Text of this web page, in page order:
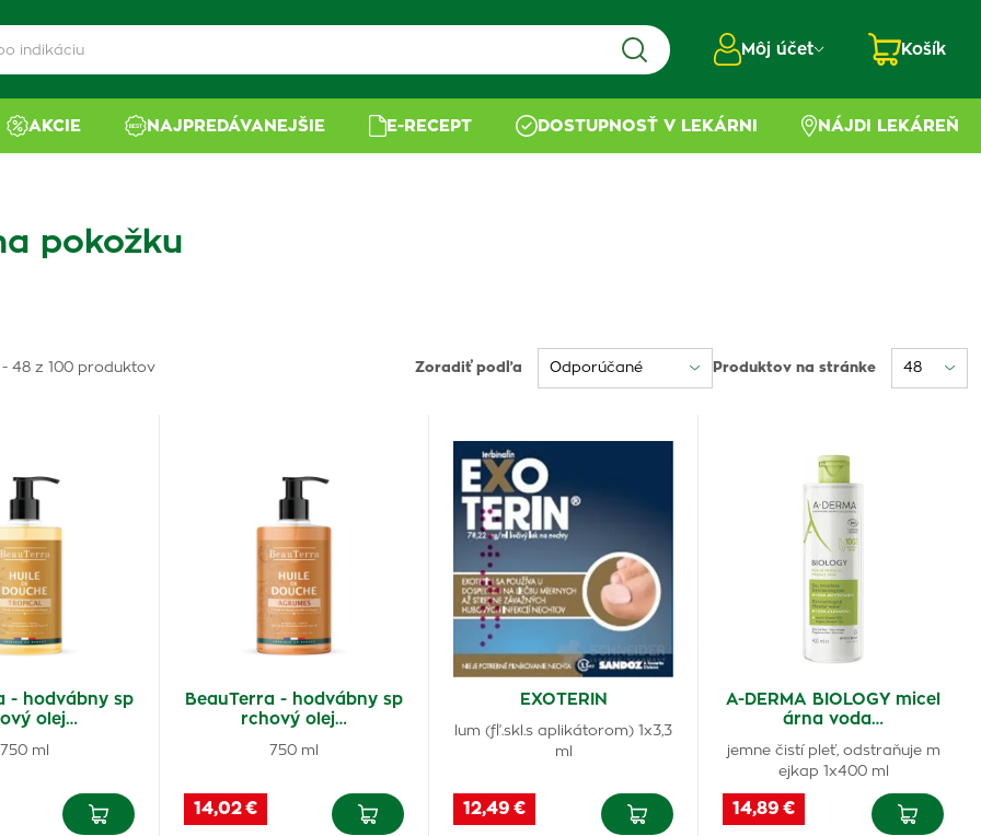
Môj účet Košík
AKCIE NAJPREDÁVANEJŠIE E-RECEPT DOSTUPNOSŤ V LEKÁRNI NÁJDI LEKÁREŇ
pokožku
48 z 100 produktov Zoradiť podľa Produktov na stránke
- hodvábny sp
olej…
750 ml
BeauTerra - hodvábny sp
rchový olej…
750 ml
14,02 €
EXOTERIN
lum (fľ.skl.s aplikátorom) 1x3,3
ml
12,49 €
A-DERMA BIOLOGY micel
árna voda…
jemne čistí pleť, odstraňuje m
ejkap 1x400 ml
14,89 €